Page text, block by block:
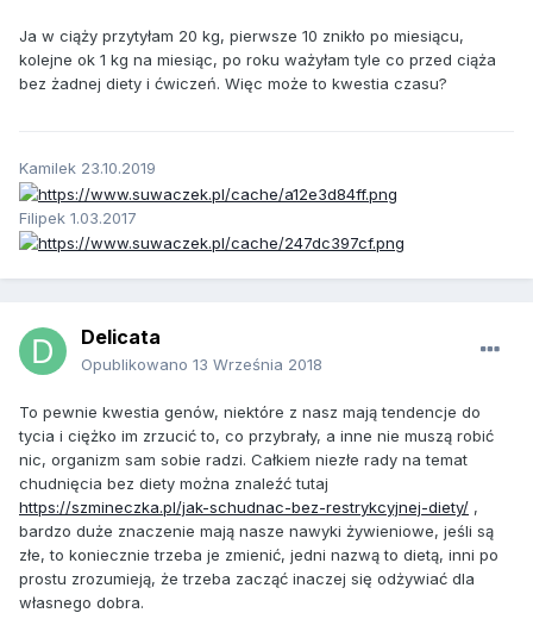
Ja w ciąży przytyłam 20 kg, pierwsze 10 znikło po miesiącu,
kolejne ok 1 kg na miesiąc, po roku ważyłam tyle co przed ciąża
bez żadnej diety i ćwiczeń. Więc może to kwestia czasu?
Kamilek 23.10.2019
Filipek 1.03.2017
Delicata
Opublikowano 13 Września 2018
To pewnie kwestia genów, niektóre z nasz mają tendencje do
tycia i ciężko im zrzucić to, co przybrały, a inne nie muszą robić
nic, organizm sam sobie radzi. Całkiem niezłe rady na temat
chudnięcia bez diety można znaleźć tutaj
https://szmineczka.pl/jak-schudnac-bez-restrykcyjnej-diety/ ,
bardzo duże znaczenie mają nasze nawyki żywieniowe, jeśli są
złe, to koniecznie trzeba je zmienić, jedni nazwą to dietą, inni po
prostu zrozumieją, że trzeba zacząć inaczej się odżywiać dla
własnego dobra.